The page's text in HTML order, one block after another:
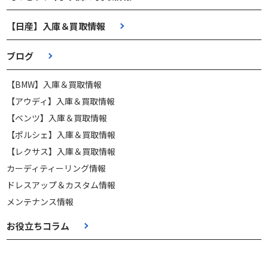
【日産】入庫＆買取情報
ブログ
【BMW】入庫＆買取情報
【アウディ】入庫＆買取情報
【ベンツ】入庫＆買取情報
【ポルシェ】入庫＆買取情報
【レクサス】入庫＆買取情報
カーディティーリング情報
ドレスアップ＆カスタム情報
メンテナンス情報
お役立ちコラム